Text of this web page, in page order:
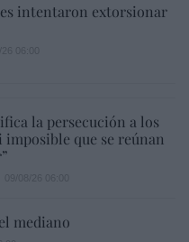
intentaron extorsionar
la persecución a los
imposible que se reúnan
mediano